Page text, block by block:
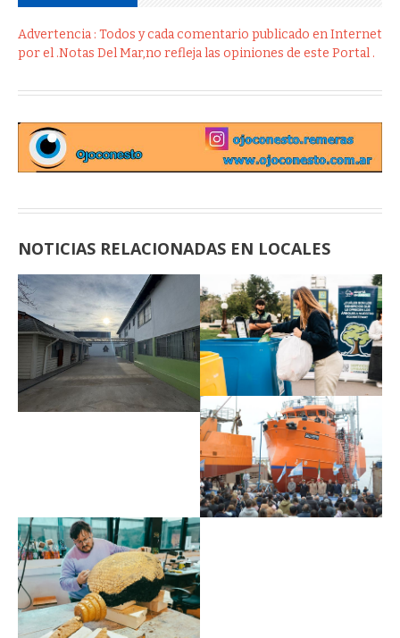
Advertencia : Todos y cada comentario publicado en Internet
por el .Notas Del Mar,no refleja las opiniones de este Portal .
NOTICIAS RELACIONADAS EN LOCALES